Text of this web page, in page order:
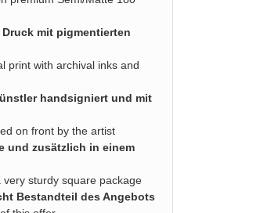
mit pigmentierten
print with archival inks and
handsigniert und mit
on front by the artist
und zusätzlich in einem
sturdy square package
Bestandteil des Angebots